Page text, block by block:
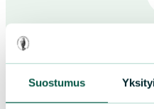
Suostumus
Oskari Mehtätalo